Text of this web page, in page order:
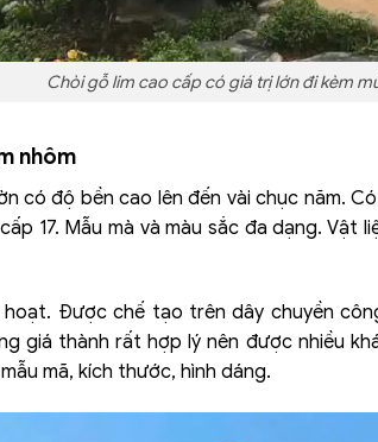
Chòi gỗ lim cao cấp có giá trị lớn đi kèm
nhôm
có độ bền cao lên đến vài chục năm.
17. Mẫu mà và màu sắc đa dạng. Vật
Được chế tạo trên dây chuyền
giá thành rất hợp lý nên được nhiều
mã, kích thước, hình dáng.